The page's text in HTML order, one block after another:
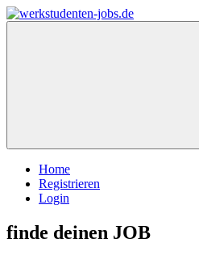
Home
Registrieren
Login
finde deinen JOB